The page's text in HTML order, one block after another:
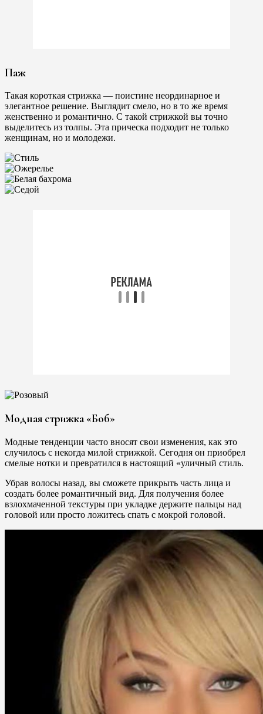
Паж
Такая короткая стрижка — поистине неординарное и
элегантное решение. Выглядит смело, но в то же время
женственно и романтично. С такой стрижкой вы точно
выделитесь из толпы. Эта прическа подходит не только
женщинам, но и молодежи.
Модная стрижка «Боб»
Модные тенденции часто вносят свои изменения, как это
случилось с некогда милой стрижкой. Сегодня он приобрел
смелые нотки и превратился в настоящий «уличный стиль.
Убрав волосы назад, вы сможете прикрыть часть лица и
создать более романтичный вид. Для получения более
взлохмаченной текстуры при укладке держите пальцы над
головой или просто ложитесь спать с мокрой головой.